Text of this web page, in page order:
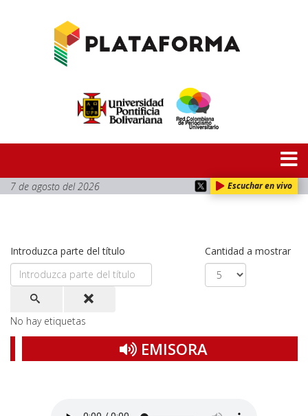
7 de agosto del 2026 Escuchar en vivo
Introduzca parte del título Cantidad a mostrar
No hay etiquetas
EMISORA